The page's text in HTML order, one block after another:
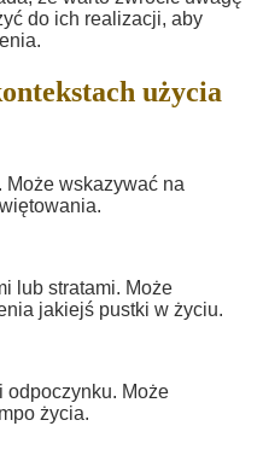
do ich realizacji, aby
użycia
Może wskazywać na
lub stratami. Może
jakiejś pustki w życiu.
odpoczynku. Może
życia.